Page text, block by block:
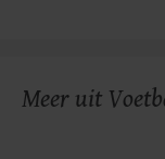
Meer uit